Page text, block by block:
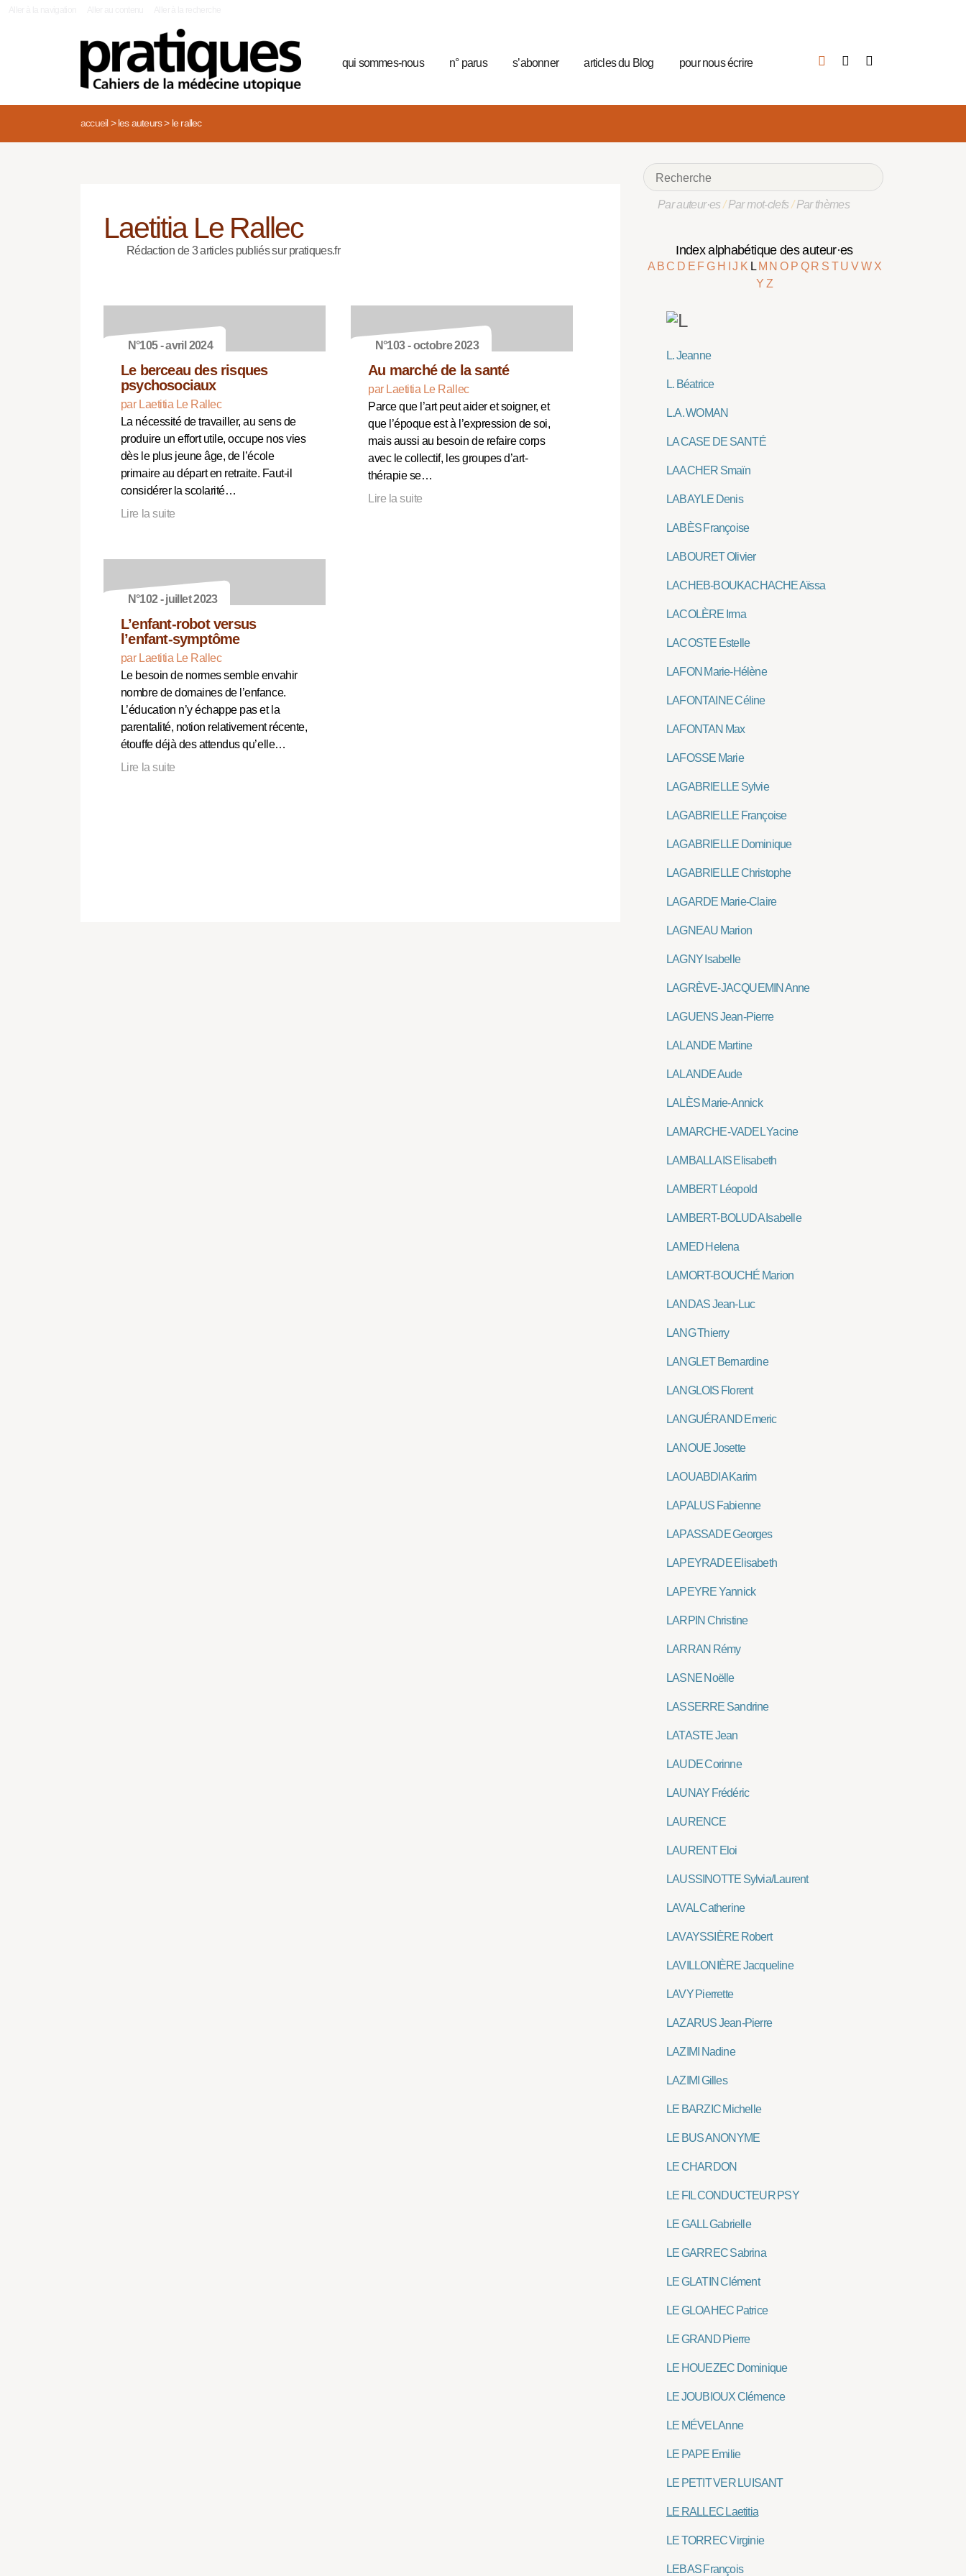
qui sommes-nous n° parus s’abonner articles du Blog pour nous écrire
accueil> les auteurs> le rallec
Laetitia Le Rallec
Rédaction de 3 articles publiés sur pratiques.fr
N°105 - avril 2024
Le berceau des risques
psychosociaux
par Laetitia Le Rallec
La nécessité de travailler, au sens de
produire un effort utile, occupe nos vies
dès le plus jeune âge, de l’école
primaire au départ en retraite. Faut-il
considérer la scolarité…
Lire la suite
N°103 - octobre 2023
Au marché de la santé
par Laetitia Le Rallec
Parce que l’art peut aider et soigner, et
que l’époque est à l’expression de soi,
mais aussi au besoin de refaire corps
avec le collectif, les groupes d’art-
thérapie se…
Lire la suite
N°102 - juillet 2023
L’enfant-robot versus
l’enfant-symptôme
par Laetitia Le Rallec
Le besoin de normes semble envahir
nombre de domaines de l’enfance.
L’éducation n’y échappe pas et la
parentalité, notion relativement récente,
étouffe déjà des attendus qu’elle…
Lire la suite
Par auteur·es/Par mot-clefs/Par thèmes
Index alphabétique des auteur·es
A BC D E FG H IJ K L M NO P Q R S TUVW X
Y Z
L. Jeanne
L. Béatrice
L.A. WOMAN
LA CASE DE SANTÉ
LAACHER Smaïn
LABAYLE Denis
LABÈS Françoise
LABOURET Olivier
LACHEB-BOUKACHACHE Aïssa
LACOLÈRE Irma
LACOSTE Estelle
LAFON Marie-Hélène
LAFONTAINE Céline
LAFONTAN Max
LAFOSSE Marie
LAGABRIELLE Sylvie
LAGABRIELLE Françoise
LAGABRIELLE Dominique
LAGABRIELLE Christophe
LAGARDE Marie-Claire
LAGNEAU Marion
LAGNY Isabelle
LAGRÈVE-JACQUEMIN Anne
LAGUENS Jean-Pierre
LALANDE Martine
LALANDE Aude
LALÈS Marie-Annick
LAMARCHE-VADEL Yacine
LAMBALLAIS Elisabeth
LAMBERT Léopold
LAMBERT-BOLUDA Isabelle
LAMED Helena
LAMORT-BOUCHÉ Marion
LANDAS Jean-Luc
LANG Thierry
LANGLET Bernardine
LANGLOIS Florent
LANGUÉRAND Emeric
LANOUE Josette
LAOUABDIA Karim
LAPALUS Fabienne
LAPASSADE Georges
LAPEYRADE Elisabeth
LAPEYRE Yannick
LARPIN Christine
LARRAN Rémy
LASNE Noëlle
LASSERRE Sandrine
LATASTE Jean
LAUDE Corinne
LAUNAY Frédéric
LAURENCE
LAURENT Eloi
LAUSSINOTTE Sylvia/Laurent
LAVAL Catherine
LAVAYSSIÈRE Robert
LAVILLONIÈRE Jacqueline
LAVY Pierrette
LAZARUS Jean-Pierre
LAZIMI Nadine
LAZIMI Gilles
LE BARZIC Michelle
LE BUS ANONYME
LE CHARDON
LE FIL CONDUCTEUR PSY
LE GALL Gabrielle
LE GARREC Sabrina
LE GLATIN Clément
LE GLOAHEC Patrice
LE GRAND Pierre
LE HOUEZEC Dominique
LE JOUBIOUX Clémence
LE MÉVEL Anne
LE PAPE Emilie
LE PETIT VER LUISANT
LE RALLEC Laetitia
LE TORREC Virginie
LEBAS François